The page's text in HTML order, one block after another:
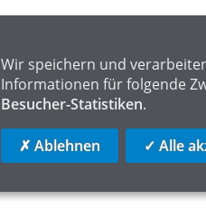
IMPRESSUM FAQ
HOME OF LOGISTICS
Wir speichern und
Informationen für folgende
Besucher-Statistiken.
✗ Ablehnen ✓ Alle